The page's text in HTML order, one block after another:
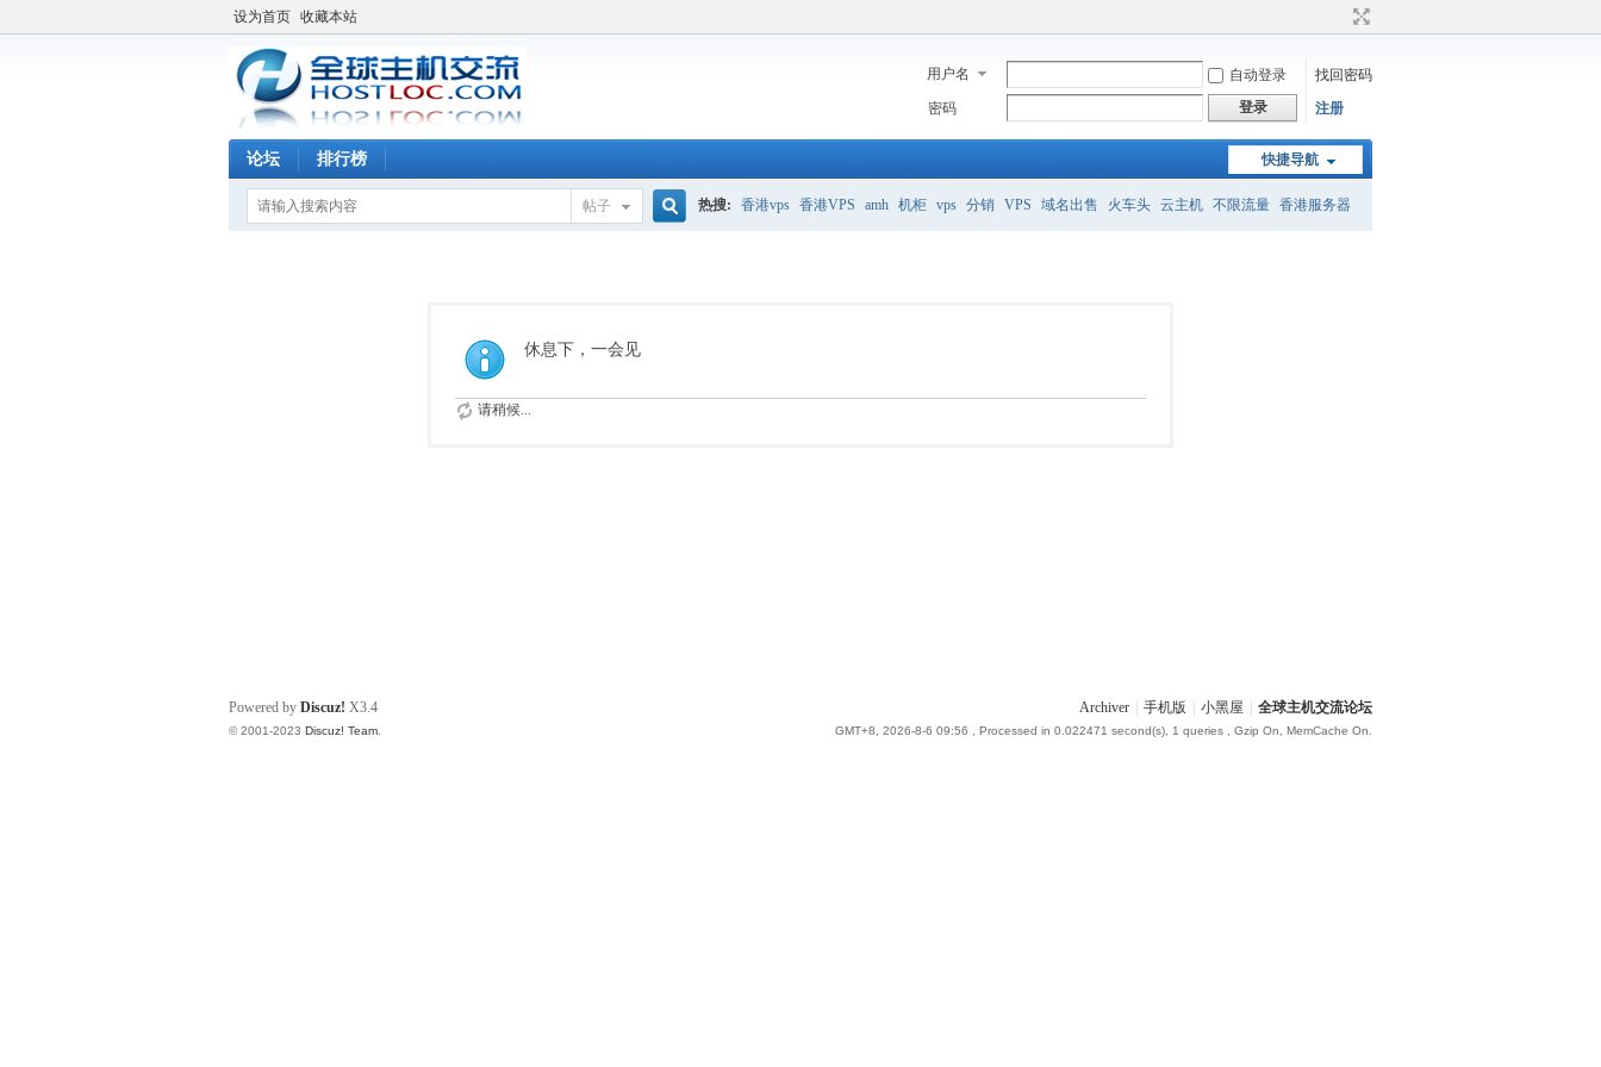
设为首页 收藏本站
用户名 自动登录
找回密码
密码
登录 注册
快捷导航
论坛 排行榜
帖子 热搜: 香港vps 香港VPS amh 机柜 vps 分销 VPS 域名出售 火车头 云主机 不限流量 香港服务器
休息下，一会见
请稍候...
Archiver 手机版 小黑屋 全球主机交流论坛
GMT+8, 2026-8-6 09:56 , Processed in 0.022471 second(s), 1 queries , Gzip On, MemCache On.
Powered by Discuz! X3.4
© 2001-2023 Discuz! Team